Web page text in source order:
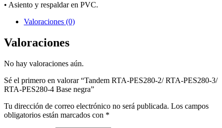
• Asiento y respaldar en PVC.
Valoraciones (0)
Valoraciones
No hay valoraciones aún.
Sé el primero en valorar “Tandem RTA-PES280-2/ RTA-PES280-3/
RTA-PES280-4 Base negra”
Tu dirección de correo electrónico no será publicada. Los campos
obligatorios están marcados con *